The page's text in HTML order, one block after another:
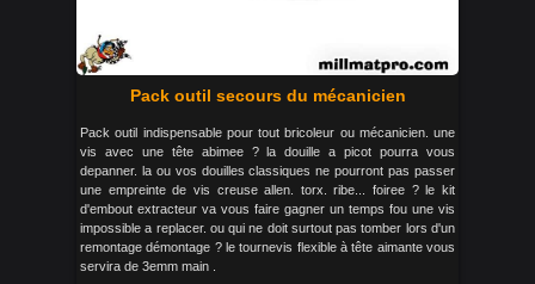
Pack outil secours du mécanicien
Pack outil indispensable pour tout bricoleur ou mécanicien. une
vis avec une tête abimee ? la douille a picot pourra vous
depanner. la ou vos douilles classiques ne pourront pas passer
une empreinte de vis creuse allen. torx. ribe... foiree ? le kit
d'embout extracteur va vous faire gagner un temps fou une vis
impossible a replacer. ou qui ne doit surtout pas tomber lors d'un
remontage démontage ? le tournevis flexible à tête aimante vous
servira de 3emm main .